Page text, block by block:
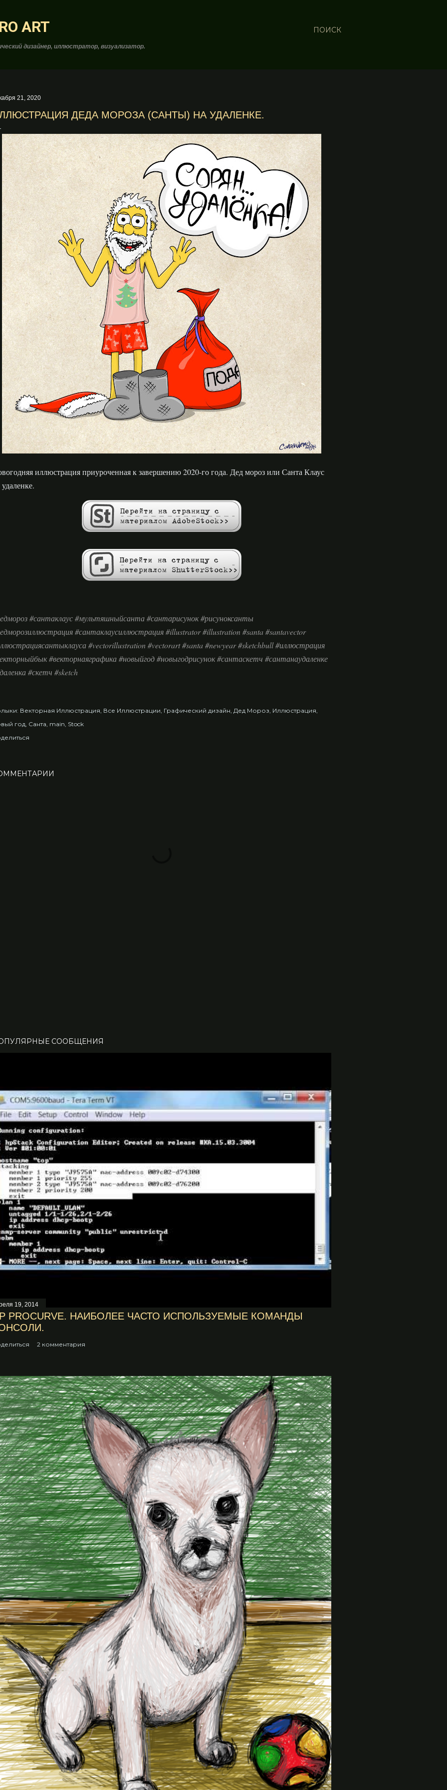
ПОИСК
ART
дизайнер, иллюстратор, визуализатор.
21, 2020
ДЕДА МОРОЗА (САНТЫ) НА УДАЛЕНКЕ.
иллюстрация приуроченная к завершению 2020-го года. Дед мороз или Санта Клаус
#сантаклаус #мультяшныйсанта #сантарисунок #рисуноксанты
#сантаклаусиллюстрация #illustrator #illustration #santa #santavector
#vectorillustration #vectorart #santa #newyear #sketchbull #иллюстрация
#векторнаяграфика #новыйгод #новыгодрисунок #сантаскетч #сантанаудаленке
#скетч #sketch
Векторная Иллюстрация Все Иллюстрации Графический дизайн Дед Мороз Иллюстрация
год Санта main Stock
СООБЩЕНИЯ
19, 2014
PROCURVE. НАИБОЛЕЕ ЧАСТО ИСПОЛЬЗУЕМЫЕ КОМАНДЫ
2 комментария